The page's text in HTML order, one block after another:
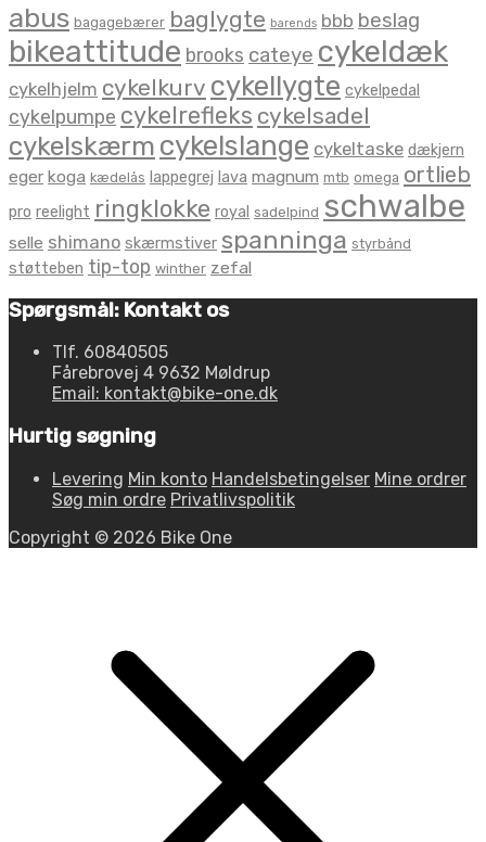
abus bagagebærer baglygte barends bbb beslag
bikeattitude brooks cateye cykeldæk
cykelhjelm cykelkurv cykellygte cykelpedal
cykelpumpe cykelrefleks cykelsadel
cykelskærm cykelslange cykeltaske dækjern
eger koga kædelås lappegrej lava magnum mtb omega ortlieb
pro reelight ringklokke royal sadelpind schwalbe
selle shimano skærmstiver spanninga styrbånd
støtteben tip-top winther zefal
Spørgsmål: Kontakt os
Tlf. 60840505
Fårebrovej 4 9632 Møldrup
Email: kontakt@bike-one.dk
Hurtig søgning
Levering Min konto Handelsbetingelser Mine ordrer
Søg min ordre Privatlivspolitik
Copyright © 2026 Bike One